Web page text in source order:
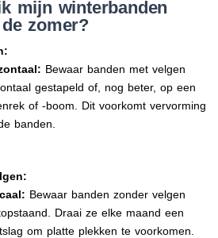
mijn winterbanden
zomer?
Bewaar banden met velgen
gestapeld of, nog beter, op een
of -boom. Dit voorkomt vervorming
banden.
Bewaar banden zonder velgen
Draai ze elke maand een
om platte plekken te voorkomen.